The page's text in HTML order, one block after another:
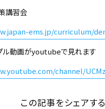
講習会
ems.jp/curriculum/
ル動画がyoutubeで見れます
channel/
この記事をシェアする